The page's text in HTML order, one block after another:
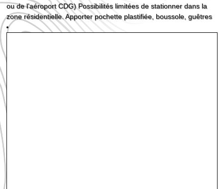
ou de l’aéroport CDG) Possibilités limitées de stationner dans la
zone résidentielle. Apporter pochette plastifiée, boussole, guêtres